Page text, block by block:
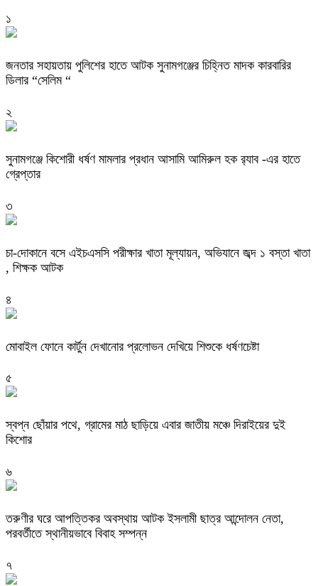
১
জনতার সহায়তায় পুলিশের হাতে আটক সুনামগঞ্জের চিহ্নিত মাদক কারবারির
ডিলার “সেলিম “
২
‎সুনামগঞ্জে কিশোরী ধর্ষণ মামলার প্রধান আসামি আমিরুল হক র‌্যাব -এর হাতে
গ্রেপ্তার
৩
চা-দোকানে বসে এইচএসসি পরীক্ষার খাতা মূল্যায়ন, অভিযানে জব্দ ১ বস্তা খাতা
, শিক্ষক আটক
৪
মোবাইল ফোনে কার্টুন দেখানোর প্রলোভন দেখিয়ে শিশুকে ধর্ষণচেষ্টা
৫
স্বপ্ন ছোঁয়ার পথে, গ্রামের মাঠ ছাড়িয়ে এবার জাতীয় মঞ্চে দিরাইয়ের দুই
কিশোর
৬
তরুণীর ঘরে আপত্তিকর অবস্থায় আটক ইসলামী ছাত্র আন্দোলন নেতা,
পরবর্তীতে স্থানীয়ভাবে বিবাহ সম্পন্ন
৭